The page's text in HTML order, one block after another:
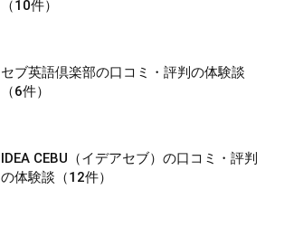
（10件）
セブ英語倶楽部の口コミ・評判の体験談
（6件）
IDEA CEBU（イデアセブ）の口コミ・評判
の体験談（12件）